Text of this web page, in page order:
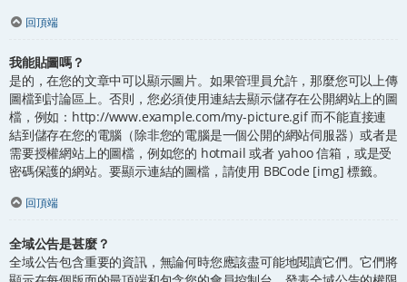
回頂端
我能貼圖嗎？
是的，在您的文章中可以顯示圖片。如果管理員允許，那麼您可以上傳
圖檔到討論區上。否則，您必須使用連結去顯示儲存在公開網站上的圖
檔，例如：http://www.example.com/my-picture.gif 而不能直接連
結到儲存在您的電腦（除非您的電腦是一個公開的網站伺服器）或者是
需要授權網站上的圖檔，例如您的 hotmail 或者 yahoo 信箱，或是受
密碼保護的網站。要顯示連結的圖檔，請使用 BBCode [img] 標籤。
回頂端
全域公告是甚麼？
全域公告包含重要的資訊，無論何時您應該盡可能地閱讀它們。它們將